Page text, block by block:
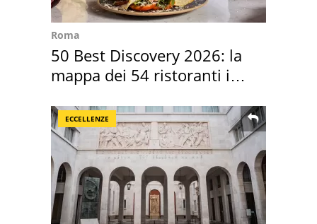
Roma
50 Best Discovery 2026: la
mappa dei 54 ristoranti in
ECCELLENZE